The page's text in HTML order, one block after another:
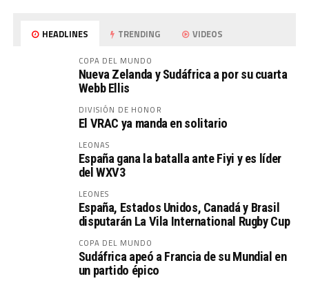
HEADLINES TRENDING VIDEOS
COPA DEL MUNDO
Nueva Zelanda y Sudáfrica a por su cuarta
Webb Ellis
DIVISIÓN DE HONOR
El VRAC ya manda en solitario
LEONAS
España gana la batalla ante Fiyi y es líder
del WXV3
LEONES
España, Estados Unidos, Canadá y Brasil
disputarán La Vila International Rugby Cup
COPA DEL MUNDO
Sudáfrica apeó a Francia de su Mundial en
un partido épico